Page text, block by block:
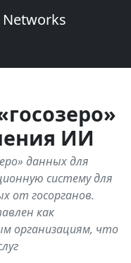
Networks
ИИ
данных для
систему для
от госорганов.
как
организациям, что